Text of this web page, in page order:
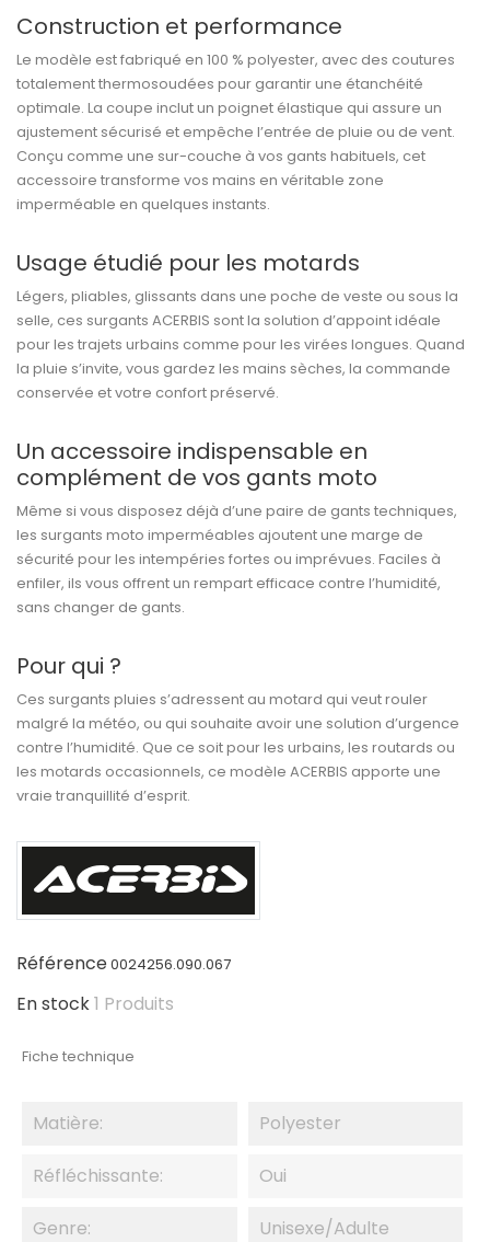
Construction et performance
Le modèle est fabriqué en 100 % polyester, avec des coutures
totalement thermosoudées pour garantir une étanchéité
optimale. La coupe inclut un poignet élastique qui assure un
ajustement sécurisé et empêche l’entrée de pluie ou de vent.
Conçu comme une sur-couche à vos gants habituels, cet
accessoire transforme vos mains en véritable zone
imperméable en quelques instants.
Usage étudié pour les motards
Légers, pliables, glissants dans une poche de veste ou sous la
selle, ces surgants ACERBIS sont la solution d’appoint idéale
pour les trajets urbains comme pour les virées longues. Quand
la pluie s’invite, vous gardez les mains sèches, la commande
conservée et votre confort préservé.
Un accessoire indispensable en
complément de vos gants moto
Même si vous disposez déjà d’une paire de gants techniques,
les surgants moto imperméables ajoutent une marge de
sécurité pour les intempéries fortes ou imprévues. Faciles à
enfiler, ils vous offrent un rempart efficace contre l’humidité,
sans changer de gants.
Pour qui ?
Ces surgants pluies s’adressent au motard qui veut rouler
malgré la météo, ou qui souhaite avoir une solution d’urgence
contre l’humidité. Que ce soit pour les urbains, les routards ou
les motards occasionnels, ce modèle ACERBIS apporte une
vraie tranquillité d’esprit.
Référence0024256.090.067
En stock1 Produits
Fiche technique
Matière: Polyester
Réfléchissante: Oui
Genre: Unisexe/adulte